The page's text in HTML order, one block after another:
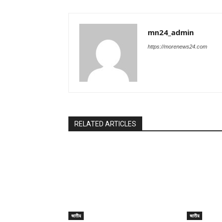
mn24_admin
https://morenews24.com
RELATED ARTICLES
জাতীয় জাতীয়